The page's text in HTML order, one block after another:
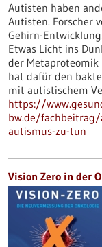
Autisten haben
Autisten. Forscher
Gehirn-
Etwas Licht ins
der Metaproteomik
hat dafür den
mit autistischem
https://
bw.de/
autismus-zu-tun
Vision Zero in der